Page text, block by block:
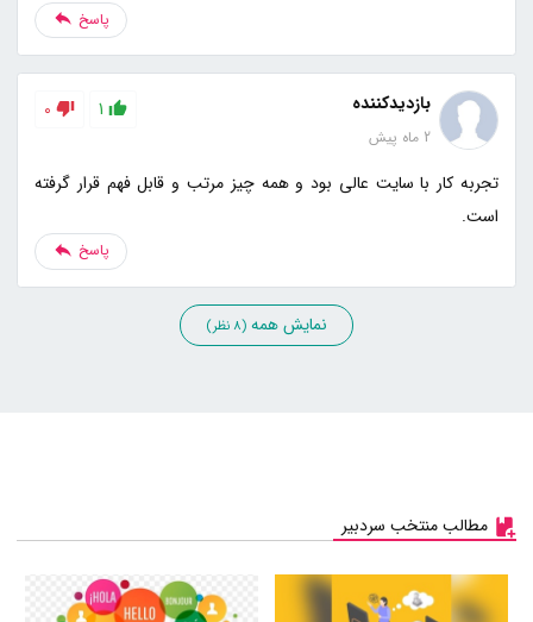
پاسخ
بازدیدکننده
2 ماه پیش
1
0
تجربه کار با سایت عالی بود و همه چیز مرتب و قابل فهم قرار گرفته
است.
پاسخ
نمایش همه (8 نظر)
مطالب منتخب سردبیر